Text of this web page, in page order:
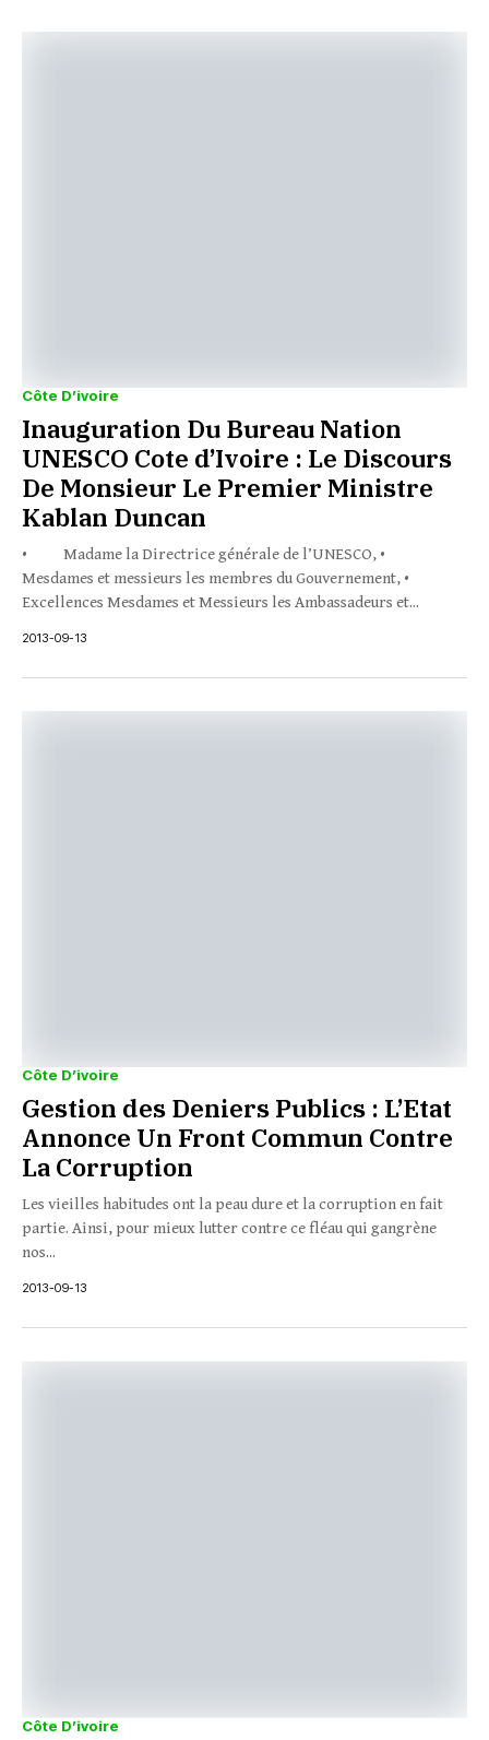
Côte D’ivoire
Inauguration Du Bureau Nation
UNESCO Cote d’Ivoire : Le Discours
De Monsieur Le Premier Ministre
Kablan Duncan
• Madame la Directrice générale de l’UNESCO, •
Mesdames et messieurs les membres du Gouvernement, •
Excellences Mesdames et Messieurs les Ambassadeurs et...
2013-09-13
Côte D’ivoire
Gestion des Deniers Publics : L’Etat
Annonce Un Front Commun Contre
La Corruption
Les vieilles habitudes ont la peau dure et la corruption en fait
partie. Ainsi, pour mieux lutter contre ce fléau qui gangrène
nos...
2013-09-13
Côte D’ivoire